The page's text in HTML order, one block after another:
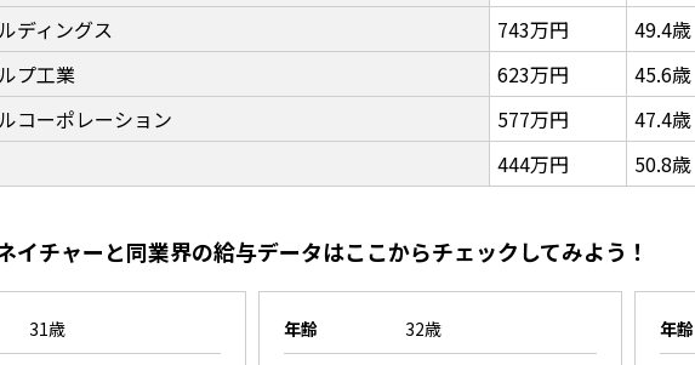
ディングス
743万円 49.4歳
プ工業
623万円 45.6歳
コーポレーション
577万円 47.4歳
444万円 50.8歳
イチャーと同業界の給与データはここからチェックしてみよう！
31歳 年齢 32歳 年齢